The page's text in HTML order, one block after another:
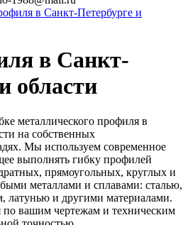
в Санкт-Петербурге и
в Санкт-
области
металлического профиля в
на собственных
Мы используем современное
выполнять гибку профилей
прямоугольных, круглых и
металлами и сплавами: сталью,
латунью и другими материалами.
по вашим чертежам и техническим